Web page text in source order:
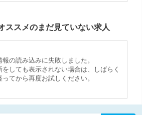
ススメのまだ見ていない求人
報の読み込みに失敗しました。
をしても表示されない場合は、しばらく
ってから再度お試しください。